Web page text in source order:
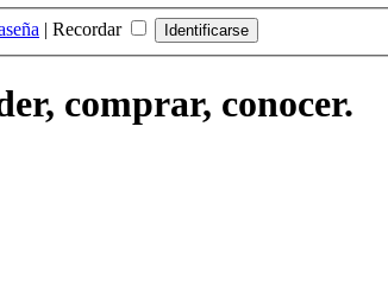
| Recordar
comprar, conocer.